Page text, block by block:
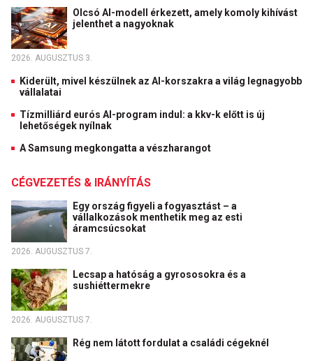
Olcsó AI-modell érkezett, amely komoly kihívást
jelenthet a nagyoknak
2026. AUGUSZTUS 3.
Kiderült, mivel készülnek az AI-korszakra a világ legnagyobb
vállalatai
Tízmilliárd eurós AI-program indul: a kkv-k előtt is új
lehetőségek nyílnak
A Samsung megkongatta a vészharangot
CÉGVEZETÉS & IRÁNYÍTÁS
Egy ország figyeli a fogyasztást – a
vállalkozások menthetik meg az esti
áramcsúcsokat
2026. AUGUSZTUS 7.
Lecsap a hatóság a gyrososokra és a
sushiéttermekre
2026. AUGUSZTUS 7.
Rég nem látott fordulat a családi cégeknél